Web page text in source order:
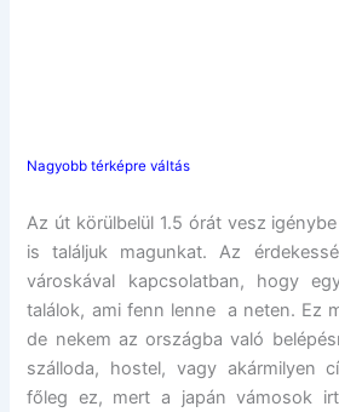
Nagyobb térképre váltás
Az út körülbelül 1.5 órát vesz
is találjuk magunkat. Az
városkával kapcsolatban, hogy
találok, ami fenn lenne a neten. Ez
de nekem az országba való
szálloda, hostel, vagy akármilyen
főleg ez, mert a japán vámosok